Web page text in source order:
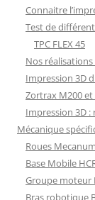
Connaitre
Test de
TPC FLEX 45
Nos réalisations
Impression 3D
Zortrax M200 et
Impression 3D :
Mécanique
Roues Mecanum
Base Mobile
Groupe moteur
Bras robotique